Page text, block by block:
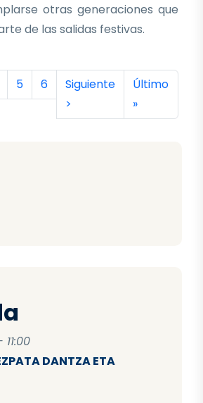
DANTZA ETA
otras generaciones que
de las salidas festivas.
Página
5 Página
6 Siguiente página
Siguiente
>
Última
Último
»